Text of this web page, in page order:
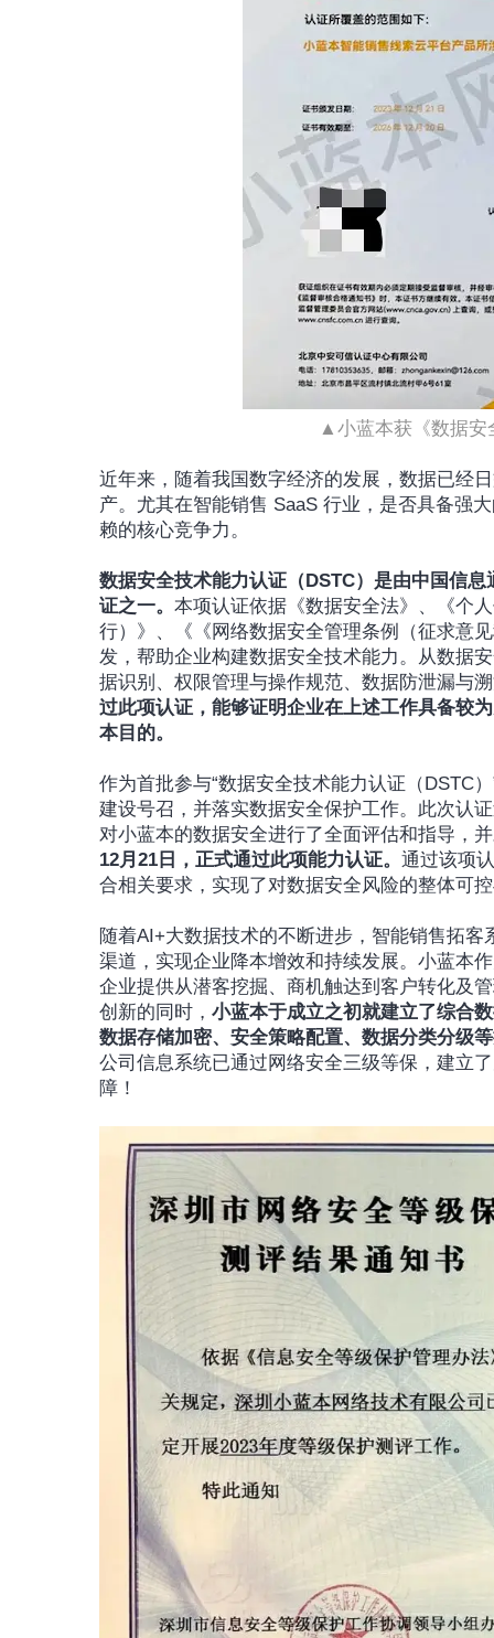
▲小蓝本获《数据安
近年来，随着我国数字经济的发展，数据已经
产。尤其在智能销售 SaaS 行业，是否具备强
赖的核心竞争力。
数据安全技术能力认证（DSTC）是由中国信
证之一。 本项认证依据《数据安全法》、《个
行）》、《《网络数据安全管理条例（征求意
发，帮助企业构建数据安全技术能力。从数据
据识别、权限管理与操作规范、数据防泄漏与
过此项认证，能够证明企业在上述工作具备较
本目的。
作为首批参与“数据安全技术能力认证（DSTC
建设号召，并落实数据安全保护工作。此次认
对小蓝本的数据安全进行了全面评估和指导，
12月21日，正式通过此项能力认证。 通过该项
合相关要求，实现了对数据安全风险的整体可
随着AI+大数据技术的不断进步，智能销售拓
渠道，实现企业降本增效和持续发展。小蓝本
企业提供从潜客挖掘、商机触达到客户转化及
创新的同时， 小蓝本于成立之初就建立了综合
数据存储加密、安全策略配置、数据分类分级
公司信息系统已通过网络安全三级等保，建立
障！